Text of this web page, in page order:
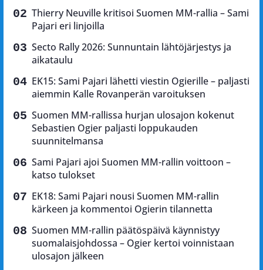
Thierry Neuville kritisoi Suomen MM-rallia – Sami
Pajari eri linjoilla
Secto Rally 2026: Sunnuntain lähtöjärjestys ja
aikataulu
EK15: Sami Pajari lähetti viestin Ogierille – paljasti
aiemmin Kalle Rovanperän varoituksen
Suomen MM-rallissa hurjan ulosajon kokenut
Sebastien Ogier paljasti loppukauden
suunnitelmansa
Sami Pajari ajoi Suomen MM-rallin voittoon –
katso tulokset
EK18: Sami Pajari nousi Suomen MM-rallin
kärkeen ja kommentoi Ogierin tilannetta
Suomen MM-rallin päätöspäivä käynnistyy
suomalaisjohdossa – Ogier kertoi voinnistaan
ulosajon jälkeen